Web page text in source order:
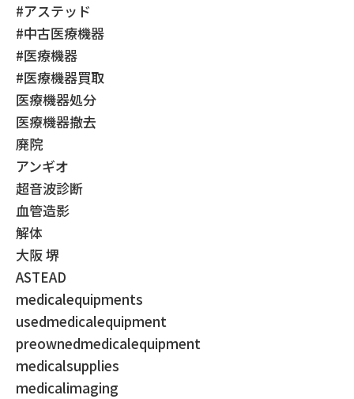
#アステッド
#中古医療機器
#医療機器
#医療機器買取
医療機器処分
医療機器撤去
廃院
アンギオ
超音波診断
血管造影
解体
大阪 堺
ASTEAD
medicalequipments
usedmedicalequipment
preownedmedicalequipment
medicalsupplies
medicalimaging